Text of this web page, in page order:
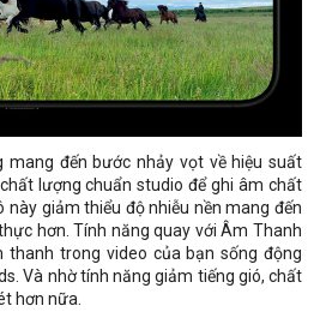
mang đến bước nhảy vọt về hiệu suất
lượng chuẩn studio để ghi âm chất
này giảm thiểu độ nhiễu nền mang đến
hơn. Tính năng quay với Âm Thanh
thanh trong video của bạn sống động
Và nhờ tính năng giảm tiếng gió, chất
hơn nữa.